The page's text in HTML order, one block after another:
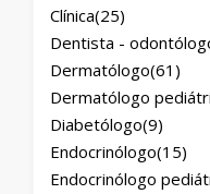
Clínica(25)
Dentista -
Dermatólogo(61)
Dermatólogo
Diabetólogo(9)
Endocrinólogo(15)
Endocrinólogo